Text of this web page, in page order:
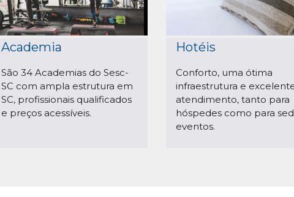
Academia
São 34 Academias do Sesc-
SC com ampla estrutura em
SC, profissionais qualificados
e preços acessíveis.
Hotéis
Conforto, uma ótima
infraestrutura e
atendimento, tanto para
hóspedes como para
eventos.